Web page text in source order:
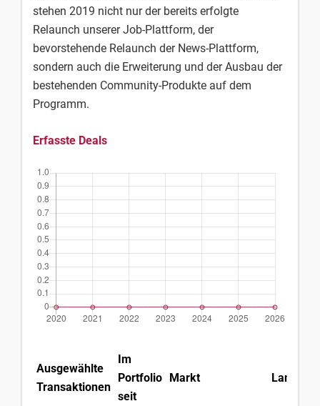
stehen 2019 nicht nur der bereits erfolgte
Relaunch unserer Job-Plattform, der
bevorstehende Relaunch der News-Plattform,
sondern auch die Erweiterung und der Ausbau der
bestehenden Community-Produkte auf dem
Programm.
Erfasste Deals
Ausgewählte
Transaktionen
Im
Portfolio
seit
Markt Land